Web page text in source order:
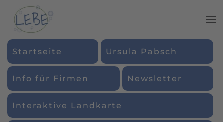
Zum Hauptinhalt springen
Startseite Ursula Pabsch
Info für Firmen Newsletter
Interaktive Landkarte